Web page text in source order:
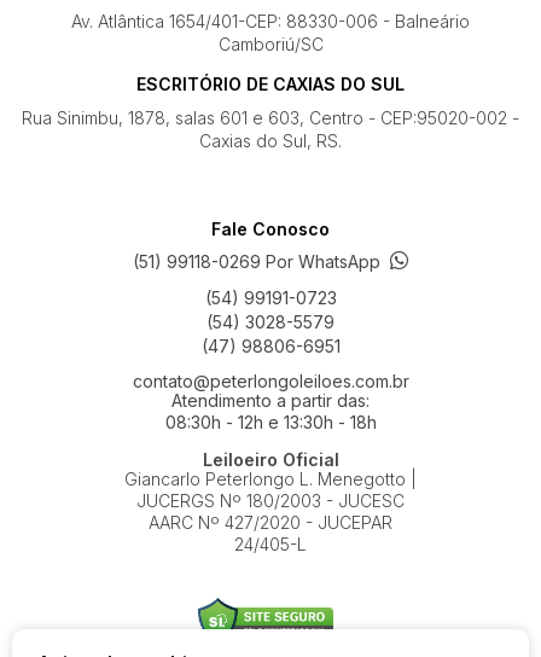
Av. Atlântica 1654/401-CEP: 88330-006 - Balneário
Camboriú/SC
ESCRITÓRIO DE CAXIAS DO SUL
Rua Sinimbu, 1878, salas 601 e 603, Centro - CEP:95020-002 -
Caxias do Sul, RS.
Fale Conosco
(51) 99118-0269 Por WhatsApp
(54) 99191-0723
(54) 3028-5579
(47) 98806-6951
contato@peterlongoleiloes.com.br
Atendimento a partir das:
08:30h - 12h e 13:30h - 18h
Leiloeiro Oficial
Giancarlo Peterlongo L. Menegotto |
JUCERGS Nº 180/2003 - JUCESC
AARC Nº 427/2020 - JUCEPAR
24/405-L